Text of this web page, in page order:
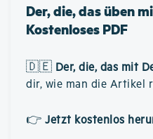
Der, die, das üben
Kostenloses PDF
🇩🇪 Der, die, das mit
dir, wie man die Artikel
👉 Jetzt kostenlos